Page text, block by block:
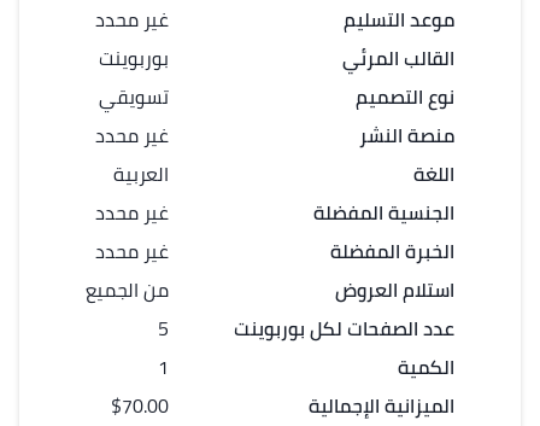
موعد التسليم
القالب المرئي
نوع التصميم
منصة النشر
اللغة
الجنسية المفضلة
الخبرة المفضلة
استلام العروض
عددالصفحاتلكلبوربوينت
الكمية
الميزانية الإجمالية
غير محدد
بوربوينت
تسويقي
غير محدد
العربية
غير محدد
غير محدد
من الجميع
5
1
$70.00